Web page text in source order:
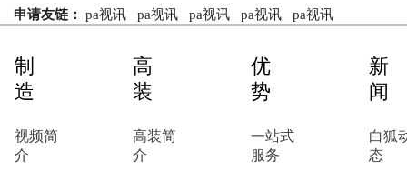
申请友链： pa视讯 pa视讯 pa视讯 pa视讯 pa视讯
制
造
视频简
介
高
装
高装简
介
优
势
一站式
服务
新
闻
白狐
态